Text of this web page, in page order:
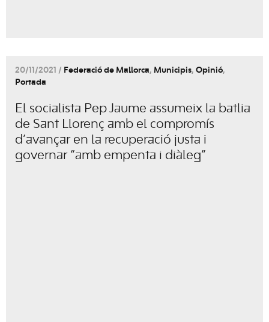
20/11/2021 / Federació de Mallorca, Municipis, Opinió,
Portada
El socialista Pep Jaume assumeix la batlia
de Sant Llorenç amb el compromís
d’avançar en la recuperació justa i
governar “amb empenta i diàleg”